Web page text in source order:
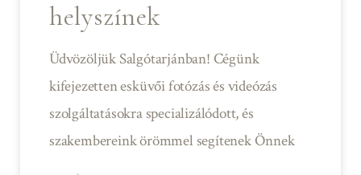
helyszínek
Üdvözöljük Salgótarjánban! Cégünk
kifejezetten esküvői fotózás és videózás
szolgáltatásokra specializálódott, és
szakembereink örömmel segítenek Önnek